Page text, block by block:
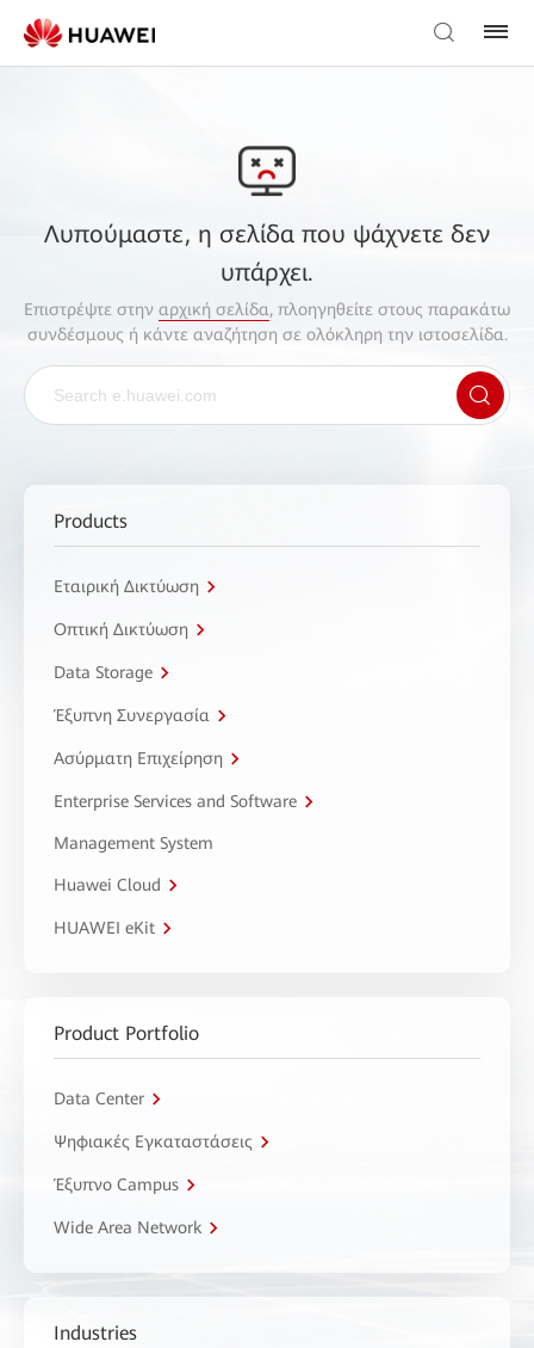
Λυπούμαστε, η σελίδα που ψάχνετε δεν
υπάρχει.
Επιστρέψτε στην αρχική σελίδα, πλοηγηθείτε στους παρακάτω
συνδέσμους ή κάντε αναζήτηση σε ολόκληρη την ιστοσελίδα.
Products
Εταιρική Δικτύωση
Οπτική Δικτύωση
Data Storage
Έξυπνη Συνεργασία
Ασύρματη Επιχείρηση
Enterprise Services and Software
Management System
Huawei Cloud
HUAWEI eKit
Product Portfolio
Data Center
Ψηφιακές Εγκαταστάσεις
Έξυπνο Campus
Wide Area Network
Industries